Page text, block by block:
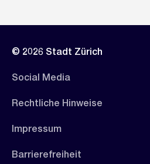
© 2026 Stadt Zürich
Social Media
Rechtliche Hinweise
Impressum
Barrierefreiheit